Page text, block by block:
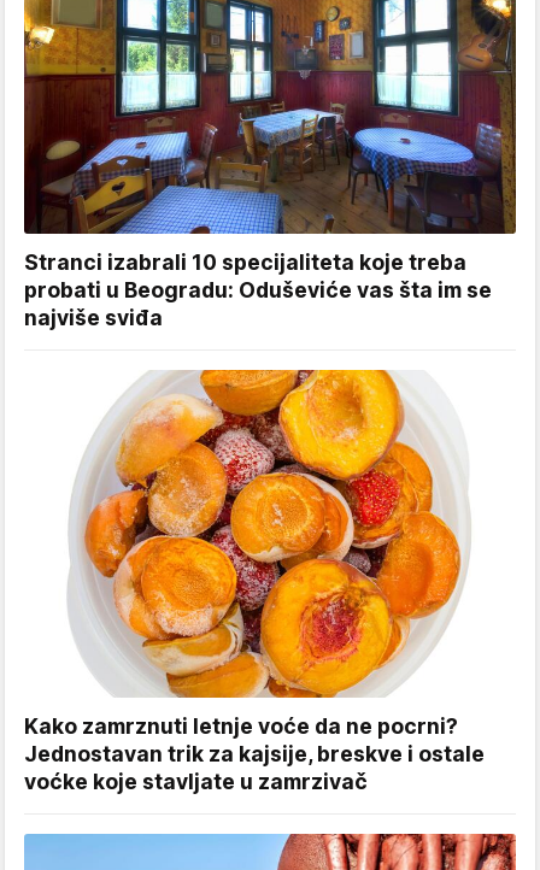
Stranci izabrali 10 specijaliteta koje treba
probati u Beogradu: Oduševiće vas šta im se
najviše sviđa
Kako zamrznuti letnje voće da ne pocrni?
Jednostavan trik za kajsije, breskve i ostale
voćke koje stavljate u zamrzivač